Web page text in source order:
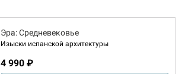
Эра: Средневековье
Изыски испанской архитектуры
4 990 ₽